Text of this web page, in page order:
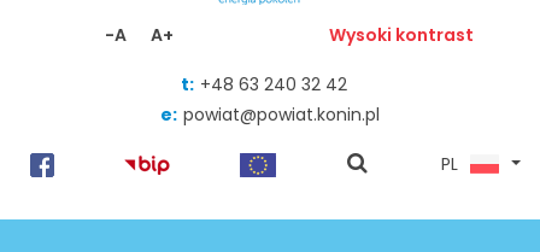
-A A+ Wysoki kontrast
t: +48 63 240 32 42
e: powiat@powiat.konin.pl
pokaż
PL